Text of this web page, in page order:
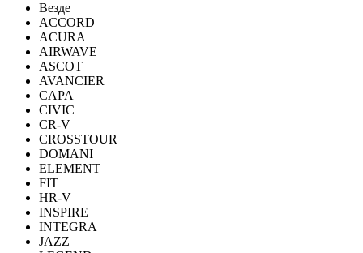
Везде
ACCORD
ACURA
AIRWAVE
ASCOT
AVANCIER
CAPA
CIVIC
CR-V
CROSSTOUR
DOMANI
ELEMENT
FIT
HR-V
INSPIRE
INTEGRA
JAZZ